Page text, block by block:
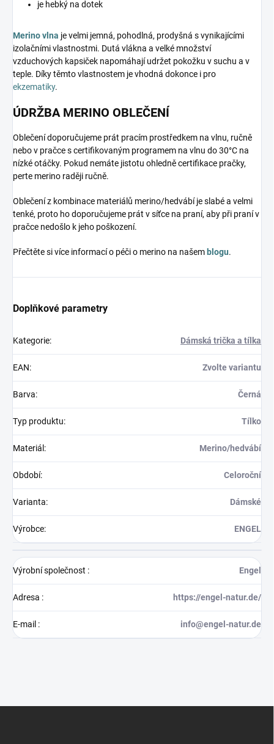
je hebký na dotek
Merino vlna je velmi jemná, pohodlná, prodyšná s vynikajícími
izolačními vlastnostmi. Dutá vlákna a velké množství
vzduchových kapsiček napomáhají udržet pokožku v suchu a v
teple. Díky těmto vlastnostem je vhodná dokonce i pro
ekzematiky.
ÚDRŽBA MERINO OBLEČENÍ
Oblečení doporučujeme prát pracím prostředkem na vlnu, ručně
nebo v pračce s certifikovaným programem na vlnu do 30°C na
nízké otáčky. Pokud nemáte jistotu ohledně certifikace pračky,
perte merino raději ručně.
Oblečení z kombinace materiálů merino/hedvábí je slabé a velmi
tenké, proto ho doporučujeme prát v síťce na praní, aby při praní v
pračce nedošlo k jeho poškození.
Přečtěte si více informací o péči o merino na našem blogu.
Doplňkové parametry
Kategorie: Dámská trička a tílka
EAN: Zvolte variantu
Barva: Černá
Typ produktu: Tílko
Materiál : Merino/hedvábí
Období: Celoroční
Varianta: Dámské
Výrobce: ENGEL
Výrobní společnost : Engel
Adresa : https://engel-natur.de/
E-mail : info@engel-natur.de